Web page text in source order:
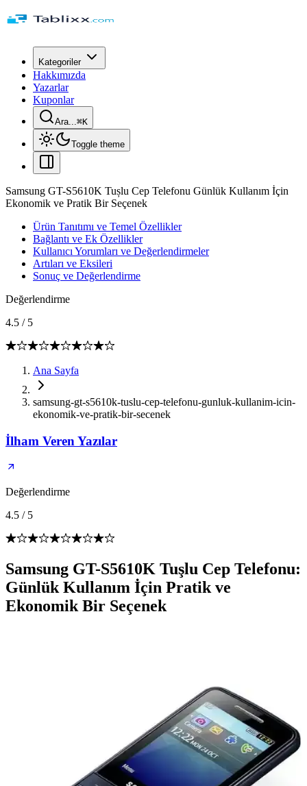
Kategoriler
Hakkımızda
Yazarlar
Kuponlar
Ara...⌘K
Toggle theme
Samsung GT-S5610K Tușlu Cep Telefonu Günlük Kullanım İçin
Ekonomik ve Pratik Bir Seçenek
Ürün Tanıtımı ve Temel Özellikler
Bağlantı ve Ek Özellikler
Kullanıcı Yorumları ve Değerlendirmeler
Artıları ve Eksileri
Sonuç ve Değerlendirme
Değerlendirme
4.5 / 5
Ana Sayfa
samsung-gt-s5610k-tuslu-cep-telefonu-gunluk-kullanim-icin-
ekonomik-ve-pratik-bir-secenek
İlham Veren Yazılar
Değerlendirme
4.5 / 5
Samsung GT-S5610K Tuşlu Cep Telefonu:
Günlük Kullanım İçin Pratik ve
Ekonomik Bir Seçenek